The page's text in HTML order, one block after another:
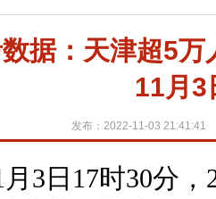
据：天津超5
11月3
发布：2022-11-03 21:41:41
3日17时30分